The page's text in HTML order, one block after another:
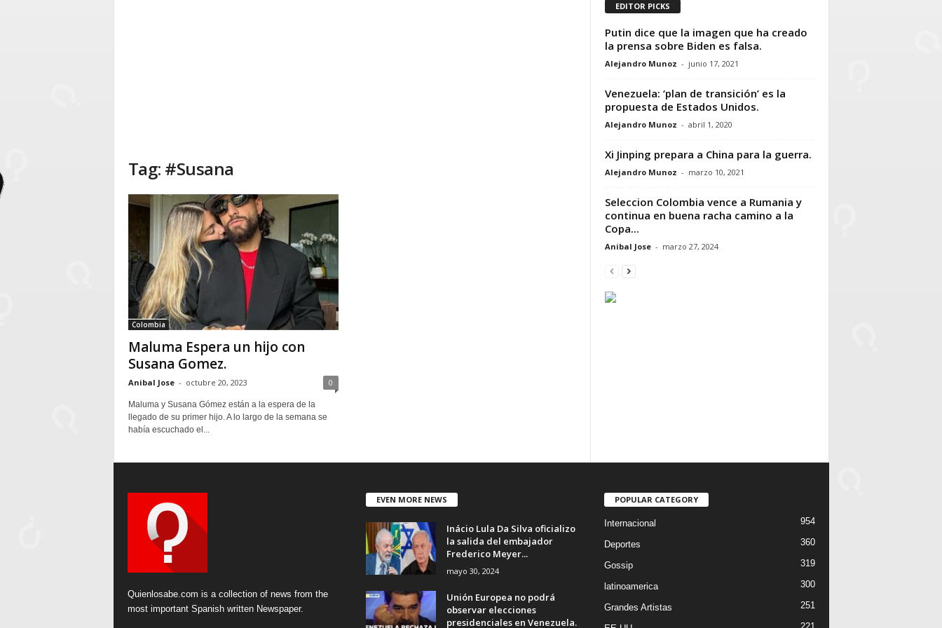
Tag: #Susana
Colombia
Maluma Espera un hijo con
Susana Gomez.
Anibal Jose - octubre 20, 2023 0
Maluma y Susana Gómez están a la espera de la
llegado de su primer hijo. A lo largo de la semana se
había escuchado el...
EDITOR PICKS
Putin dice que la imagen que ha creado
la prensa sobre Biden es falsa.
Alejandro Munoz - junio 17, 2021
Venezuela: ‘plan de transición’ es la
propuesta de Estados Unidos.
Alejandro Munoz - abril 1, 2020
Xi Jinping prepara a China para la guerra.
Alejandro Munoz - marzo 10, 2021
Seleccion Colombia vence a Rumania y
continua en buena racha camino a la
Copa...
Anibal Jose - marzo 27, 2024
Quienlosabe.com is a collection of news from the
most important Spanish written Newspaper.
EVEN MORE NEWS
Inácio Lula Da Silva oficializo
la salida del embajador
Frederico Meyer...
mayo 30, 2024
Unión Europea no podrá
observar elecciones
presidenciales en Venezuela.
POPULAR CATEGORY
Internacional 954
Deportes 360
Gossip 319
latinoamerica 300
Grandes Artistas 251